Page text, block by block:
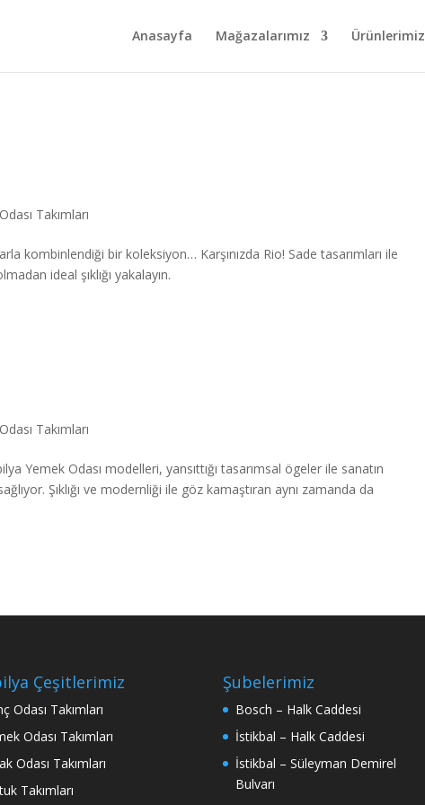
Anasayfa Mağazalarımız Ürünlerimiz
Takımları
kombinlendiği bir koleksiyon… Karşınızda Rio! Sade tasarımları ile
ideal şıklığı yakalayın.
Takımları
Yemek Odası modelleri, yansıttığı tasarımsal ögeler ile sanatın
Şıklığı ve modernliği ile göz kamaştıran aynı zamanda da
Çeşitlerimiz
Odası Takımları
Odası Takımları
Odası Takımları
Takımları
Şubelerimiz
Bosch – Halk Caddesi
İstikbal – Halk Caddesi
İstikbal – Süleyman Demirel
Bulvarı